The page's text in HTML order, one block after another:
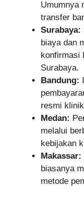
Umumnya
transfer
Surabaya:
biaya dan
konfirmasi
Surabaya.
Bandung:
resmi
Medan:
melalui
kebijakan
Makassar:
biasanya
metode